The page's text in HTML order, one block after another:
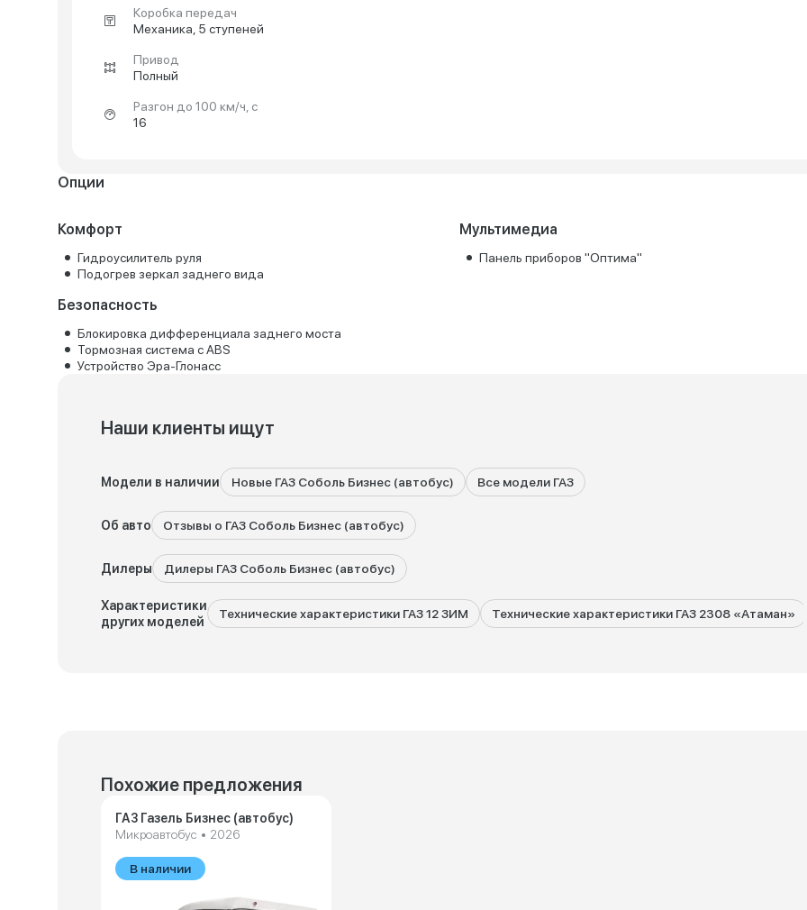
Коробка передач
Механика, 5 ступеней
Привод
Полный
Разгон до 100 км/ч, с
16
Опции
Комфорт
Гидроусилитель руля
Подогрев зеркал заднего вида
Безопасность
Блокировка дифференциала заднего моста
Тормозная система с ABS
Устройство Эра-Глонасс
Мультимедиа
Панель приборов "Оптима"
Наши клиенты ищут
Модели в наличии Новые ГАЗ Соболь Бизнес (автобус) Все модели ГАЗ
Об авто Отзывы о ГАЗ Соболь Бизнес (автобус)
Дилеры Дилеры ГАЗ Соболь Бизнес (автобус)
Характеристики
других моделей
Технические характеристики ГАЗ 12 ЗИМ Технические характеристики ГАЗ 2308 «Атаман»
Похожие предложения
ГАЗ Газель Бизнес (автобус)
Микроавтобус • 2026
В наличии